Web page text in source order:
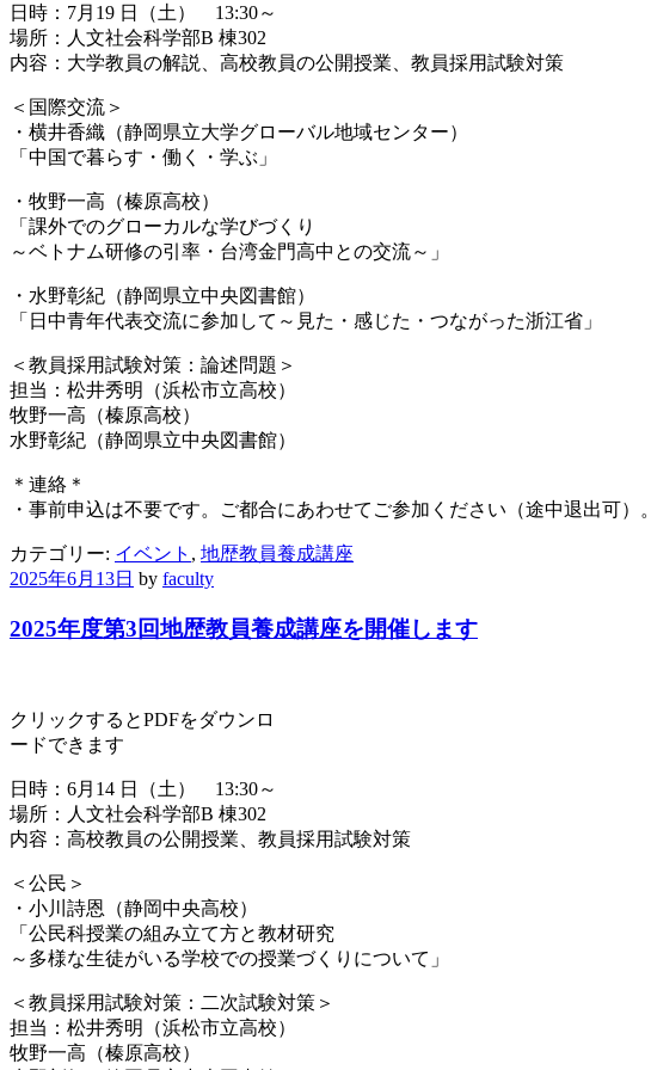
日時：7月19 日（土） 13:30～
場所：人文社会科学部B 棟302
内容：大学教員の解説、高校教員の公開授業、教員採用試験対策
＜国際交流＞
・横井香織（静岡県立大学グローバル地域センター）
「中国で暮らす・働く・学ぶ」
・牧野一高（榛原高校）
「課外でのグローカルな学びづくり
～ベトナム研修の引率・台湾金門高中との交流～」
・水野彰紀（静岡県立中央図書館）
「日中青年代表交流に参加して～見た・感じた・つながった浙江省」
＜教員採用試験対策：論述問題＞
担当：松井秀明（浜松市立高校）
牧野一高（榛原高校）
水野彰紀（静岡県立中央図書館）
＊連絡＊
・事前申込は不要です。ご都合にあわせてご参加ください（途中退出可）。
カテゴリー: イベント , 地歴教員養成講座
2025年6月13日 by faculty
2025年度第3回地歴教員養成講座を開催します
クリックするとPDFをダウンロ
ードできます
日時：6月14 日（土） 13:30～
場所：人文社会科学部B 棟302
内容：高校教員の公開授業、教員採用試験対策
＜公民＞
・小川詩恩（静岡中央高校）
「公民科授業の組み立て方と教材研究
～多様な生徒がいる学校での授業づくりについて」
＜教員採用試験対策：二次試験対策＞
担当：松井秀明（浜松市立高校）
牧野一高（榛原高校）